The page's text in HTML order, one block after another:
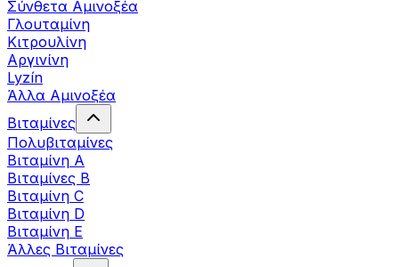
Σύνθετα Αμινοξέα
Γλουταμίνη
Κιτρουλίνη
Αργινίνη
Lyzín
Άλλα Αμινοξέα
Βιταμίνες
Πολυβιταμίνες
Βιταμίνη Α
Βιταμίνες Β
Βιταμίνη C
Βιταμίνη D
Βιταμίνη Ε
Άλλες Βιταμίνες